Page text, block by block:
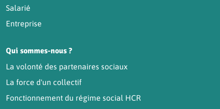
Salarié
Entreprise
Qui sommes-nous ?
La volonté des partenaires sociaux
La force d'un collectif
Fonctionnement du régime social HCR